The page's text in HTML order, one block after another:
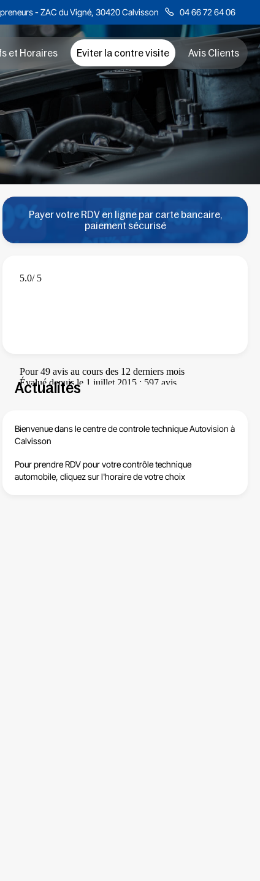
- ZAC du Vigné, 30420 Calvisson 04 66 72 64 06
et Horaires Eviter la contre visite Avis Clients
Payer votre RDV en ligne par carte bancaire,
paiement sécurisé
Actualités
Bienvenue dans le centre decontrole technique Autovision à
Calvisson
Pour prendre RDV pour votre contrôle technique
automobile, cliquez sur l'horaire de votre choix